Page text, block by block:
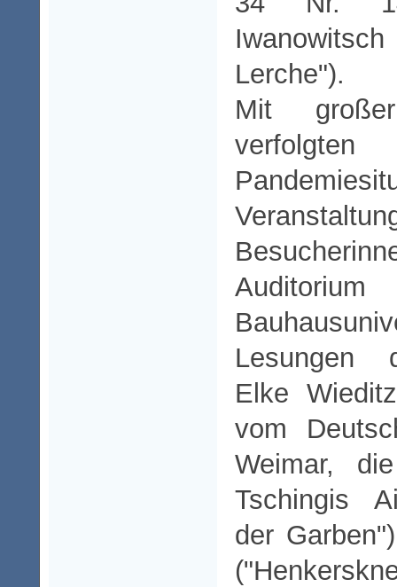
Lerche").
Mit
Lesungen
Elke
vom
Weimar,
Tschingis
der